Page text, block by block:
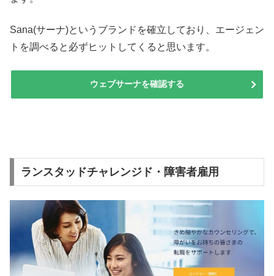
Sana(サーナ)というブランドを確立しており、エージェン
トを調べると必ずヒットしてくると思います。
ウェブサーナを確認する
ランスタッドチャレンジド・障害者雇用